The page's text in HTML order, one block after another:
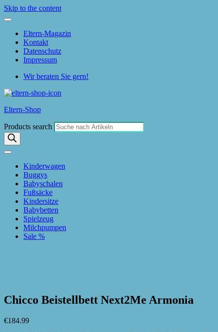
Skip to the content
Eltern-Magazin
Kontakt
Datenschutz
Impressum
Wir beraten Sie gern!
Eltern-Shop
Products search
Kinderwagen
Buggys
Babyschalen
Fußsäcke
Kindersitze
Babybetten
Spielzeug
Milchpumpen
Sale %
Chicco Beistellbett Next2Me Armonia
€184.99